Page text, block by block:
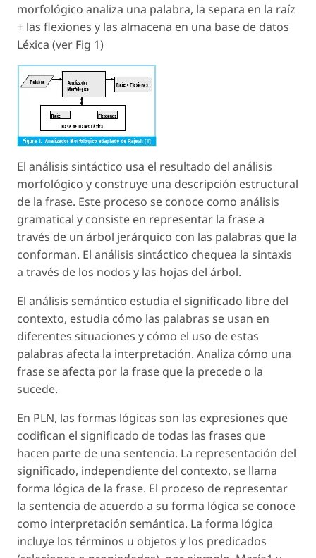
morfológico analiza una palabra, la separa en la raíz
+ las flexiones y las almacena en una base de datos
Léxica (ver Fig 1)
El análisis sintáctico usa el resultado del análisis
morfológico y construye una descripción estructural
de la frase. Este proceso se conoce como análisis
gramatical y consiste en representar la frase a
través de un árbol jerárquico con las palabras que la
conforman. El análisis sintáctico chequea la sintaxis
a través de los nodos y las hojas del árbol.
El análisis semántico estudia el significado libre del
contexto, estudia cómo las palabras se usan en
diferentes situaciones y cómo el uso de estas
palabras afecta la interpretación. Analiza cómo una
frase se afecta por la frase que la precede o la
sucede.
En PLN, las formas lógicas son las expresiones que
codifican el significado de todas las frases que
hacen parte de una sentencia. La representación del
significado, independiente del contexto, se llama
forma lógica de la frase. El proceso de representar
la sentencia de acuerdo a su forma lógica se conoce
como interpretación semántica. La forma lógica
incluye los términos u objetos y los predicados